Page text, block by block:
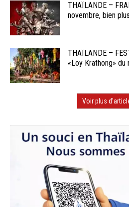
THAÏLANDE –
novembre, bien plus
THAÏLANDE –
«Loy Krathong» du
Voir plus